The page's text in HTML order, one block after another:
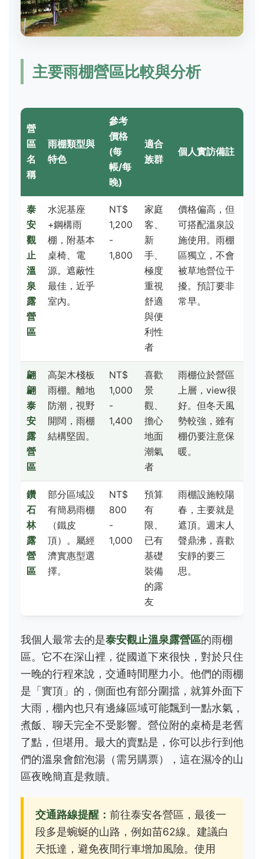
主要雨棚營區比較與分析
營
區
名
稱
雨棚類型與
特色
參考
價格
(每
帳/每
晚)
適合
族群
個人實訪備註
泰
安
觀
止
溫
泉
露
營
區
水泥基座
+鋼構雨
棚，附基本
桌椅、電
源。遮蔽性
最佳，近乎
室內。
NT$
1,200
-
1,800
家庭
客、
新
手、
極度
重視
舒適
與便
利性
者
價格偏高，但
可搭配溫泉設
施使用。雨棚
區獨立，不會
被草地營位干
擾。預訂要非
常早。
翩
翩
泰
安
露
營
區
高架木棧板
雨棚。離地
防潮，視野
開闊，雨棚
結構堅固。
NT$
1,000
-
1,400
喜歡
景
觀、
擔心
地面
潮氣
者
雨棚位於營區
上層，view很
好。但冬天風
勢較強，雖有
棚仍要注意保
暖。
鑽
石
林
露
營
區
部分區域設
有簡易雨棚
（鐵皮
頂）。屬經
濟實惠型選
擇。
NT$
800
-
1,000
預算
有
限、
已有
基礎
裝備
的露
友
雨棚設施較陽
春，主要就是
遮頂。週末人
聲鼎沸，喜歡
安靜的要三
思。
我個人最常去的是泰安觀止溫泉露營區的雨棚
區。它不在深山裡，從國道下來很快，對於只住
一晚的行程來說，交通時間壓力小。他們的雨棚
是「實頂」的，側面也有部分圍擋，就算外面下
大雨，棚內也只有邊緣區域可能飄到一點水氣，
煮飯、聊天完全不受影響。營位附的桌椅是老舊
了點，但堪用。最大的賣點是，你可以步行到他
們的溫泉會館泡湯（需另購票），這在濕冷的山
區夜晚簡直是救贖。
交通路線提醒： 前往泰安各營區，最後一
段多是蜿蜒的山路，例如苗62線。建議白
天抵達，避免夜間行車增加風險。使用